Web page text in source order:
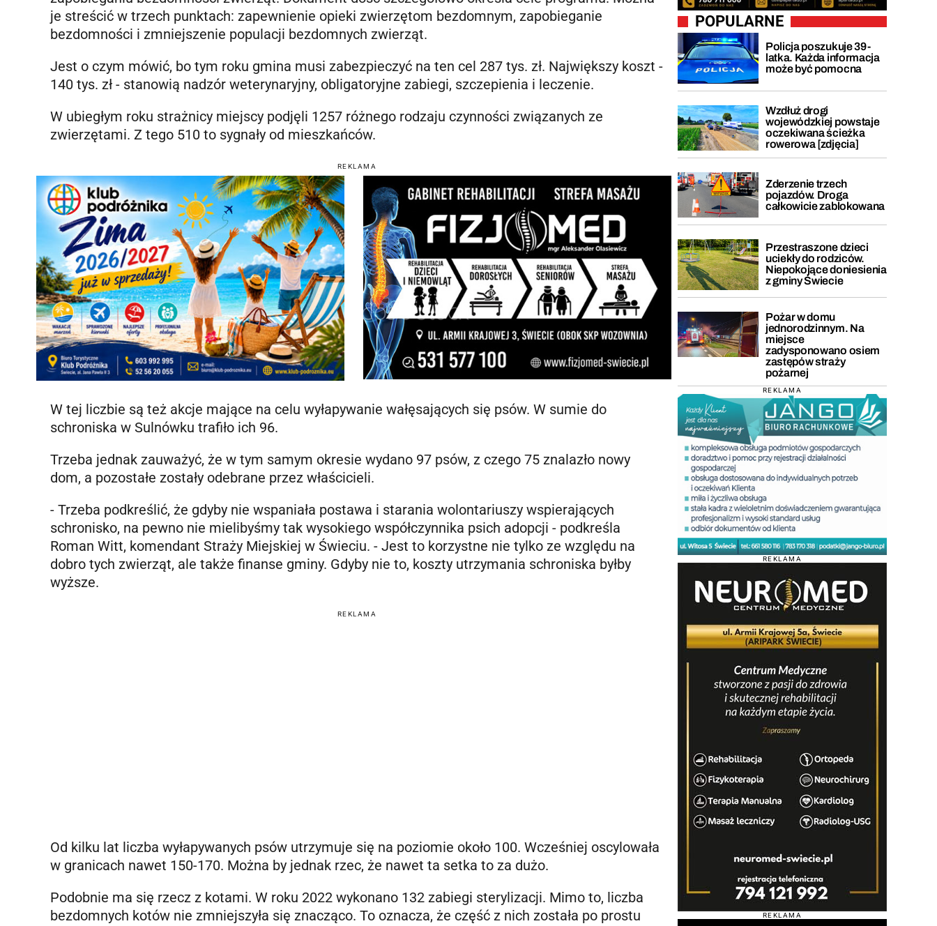
je streścić w trzech punktach: zapewnienie opieki zwierzętom bezdomnym, zapobieganie
bezdomności i zmniejszenie populacji bezdomnych zwierząt.
Jest o czym mówić, bo tym roku gmina musi zabezpieczyć na ten cel 287 tys. zł. Największy koszt -
140 tys. zł - stanowią nadzór weterynaryjny, obligatoryjne zabiegi, szczepienia i leczenie.
W ubiegłym roku strażnicy miejscy podjęli 1257 różnego rodzaju czynności związanych ze
zwierzętami. Z tego 510 to sygnały od mieszkańców.
REKLAMA
W tej liczbie są też akcje mające na celu wyłapywanie wałęsających się psów. W sumie do
schroniska w Sulnówku trafiło ich 96.
Trzeba jednak zauważyć, że w tym samym okresie wydano 97 psów, z czego 75 znalazło nowy
dom, a pozostałe zostały odebrane przez właścicieli.
- Trzeba podkreślić, że gdyby nie wspaniała postawa i starania wolontariuszy wspierających
schronisko, na pewno nie mielibyśmy tak wysokiego współczynnika psich adopcji - podkreśla
Roman Witt, komendant Straży Miejskiej w Świeciu. - Jest to korzystne nie tylko ze względu na
dobro tych zwierząt, ale także finanse gminy. Gdyby nie to, koszty utrzymania schroniska byłby
wyższe.
REKLAMA
Od kilku lat liczba wyłapywanych psów utrzymuje się na poziomie około 100. Wcześniej oscylowała
w granicach nawet 150-170. Można by jednak rzec, że nawet ta setka to za dużo.
Podobnie ma się rzecz z kotami. W roku 2022 wykonano 132 zabiegi sterylizacji. Mimo to, liczba
bezdomnych kotów nie zmniejszyła się znacząco. To oznacza, że część z nich została po prostu
POPULARNE
Policja poszukuje 39-
latka. Każda informacja
może być pomocna
Wzdłuż drogi
wojewódzkiej powstaje
oczekiwana ścieżka
rowerowa [zdjęcia]
Zderzenie trzech
pojazdów. Droga
całkowicie zablokowana
Przestraszone dzieci
uciekły do rodziców.
Niepokojące doniesienia
z gminy Świecie
Pożar w domu
jednorodzinnym. Na
miejsce
zadysponowano osiem
zastępów straży
pożarnej
REKLAMA
REKLAMA
REKLAMA